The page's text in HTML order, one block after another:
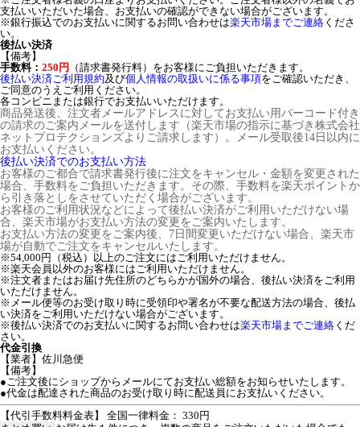
支払いいただいた場合、お支払いの確認ができない場合がございます。
※銀行振込でのお支払いに関するお問い合わせは楽天市場までご連絡 くださ
い。
後払い決済
【備考】
手数料： 250円
（請求書発行料）をお客様にご負担いただきます。
後払い決済ご利用規約及び個人情報の取扱いに係る事項をご確認いただき、
ご同意のうえご利用ください。
各コンビニまたは銀行でお支払いいただけます。
商品発送後、注文者メールアドレスに対してお支払い用バーコード付き
の請求のご案内メールを送付します（楽天市場の指示に基づき株式会社
ネットプロテクションズよりご請求します）。メール受取後14日以内に
お支払いください。
後払い決済でのお支払い方法
お客様のご都合で請求書発行後に注文をキャンセル・金額を変更された
場合、手数料をご負担いただきます。その際、手数料を楽天ポイントか
ら引き落としをさせていただく場合がございます。
お客様のご利用状況などによって後払い決済がご利用いただけない場
合、楽天市場がお支払い方法の変更をご案内いたします。
お支払い方法の変更をご案内後、7日間変更いただけない場合、楽天市
場が自動でご注文をキャンセルいたします。
※54,000円（税込）以上のご注文にはご利用いただけません。
※楽天会員以外のお客様にはご利用いただけません。
※注文者またはお届け先住所のどちらかが国外の場合、後払い決済をご利用
いただけません。
※メール便等のお受け取り時に受領印や署名が不要な配送方法の場合、後払
い決済をご利用いただけない場合がございます。
※後払い決済でのお支払いに関するお問い合わせは楽天市場までご連絡 くだ
さい。
代金引換
【業者】佐川急便
【備考】
●ご注文後にショップからメールにてお支払い総額をお知らせいたします。
●代金は配達された商品のお受け取り時に配送員にお支払いください。
【代引手数料料金表】 全国一律料金： 330円